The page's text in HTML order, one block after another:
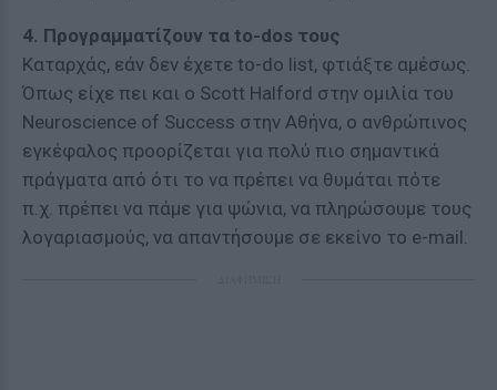
4. Προγραμματίζουν τα to-dos τους
Καταρχάς, εάν δεν έχετε to-do list, φτιάξτε αμέσως.
Όπως είχε πει και ο Scott Halford στην ομιλία του
Neuroscience of Success στην Αθήνα, ο ανθρώπινος
εγκέφαλος προορίζεται για πολύ πιο σημαντικά
πράγματα από ότι το να πρέπει να θυμάται πότε
π.χ. πρέπει να πάμε για ψώνια, να πληρώσουμε τους
λογαριασμούς, να απαντήσουμε σε εκείνο το e-mail.